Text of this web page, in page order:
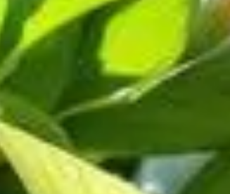
fleurs en forme de trompette.
le mois de juin. Certaines pratiques
de la splendeur de votre dipladénia tout